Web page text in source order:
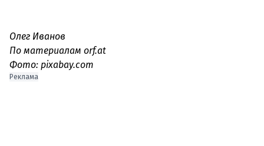
Олег Иванов
По материалам orf.at
Фото: pixabay.com
Реклама